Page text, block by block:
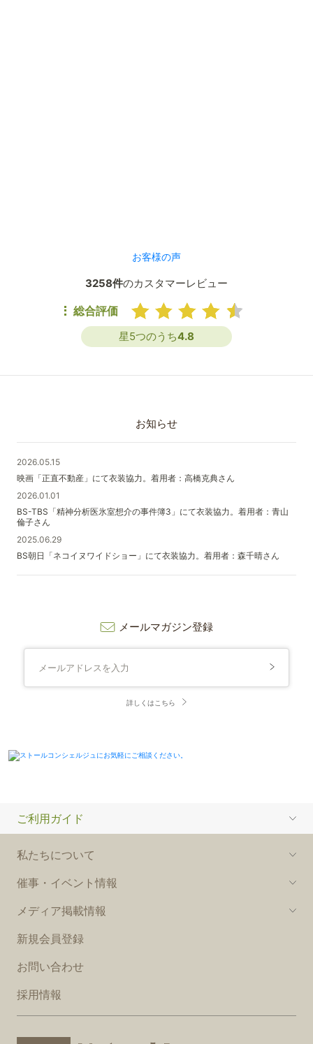
お客様の声
3258件のカスタマーレビュー
総合評価
星5つのうち4.8
お知らせ
2026.05.15
映画「正直不動産」にて衣装協力。着用者：高橋克典さん
2026.01.01
BS-TBS「精神分析医氷室想介の事件簿3」にて衣装協力。着用者：青山
倫子さん
2025.06.29
BS朝日「ネコイヌワイドショー」にて衣装協力。着用者：森千晴さん
メールマガジン登録
詳しくはこちら
ご利用ガイド
私たちについて
催事・イベント情報
メディア掲載情報
新規会員登録
お問い合わせ
採用情報